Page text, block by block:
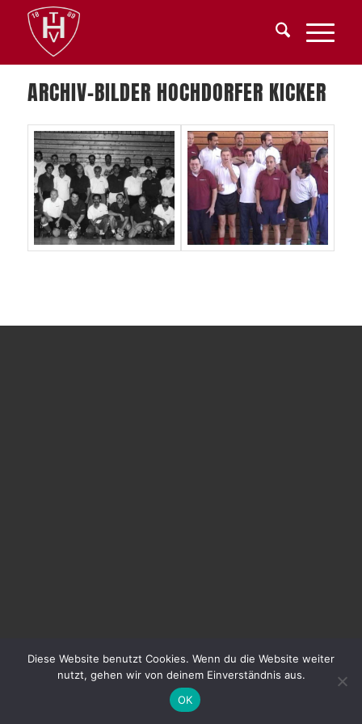
ARCHIV-BILDER HOCHDORFER KICKER
Diese Website benutzt Cookies. Wenn du die Website weiter
nutzt, gehen wir von deinem Einverständnis aus.
OK